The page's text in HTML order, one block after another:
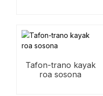
Tafon-trano kayak
roa sosona